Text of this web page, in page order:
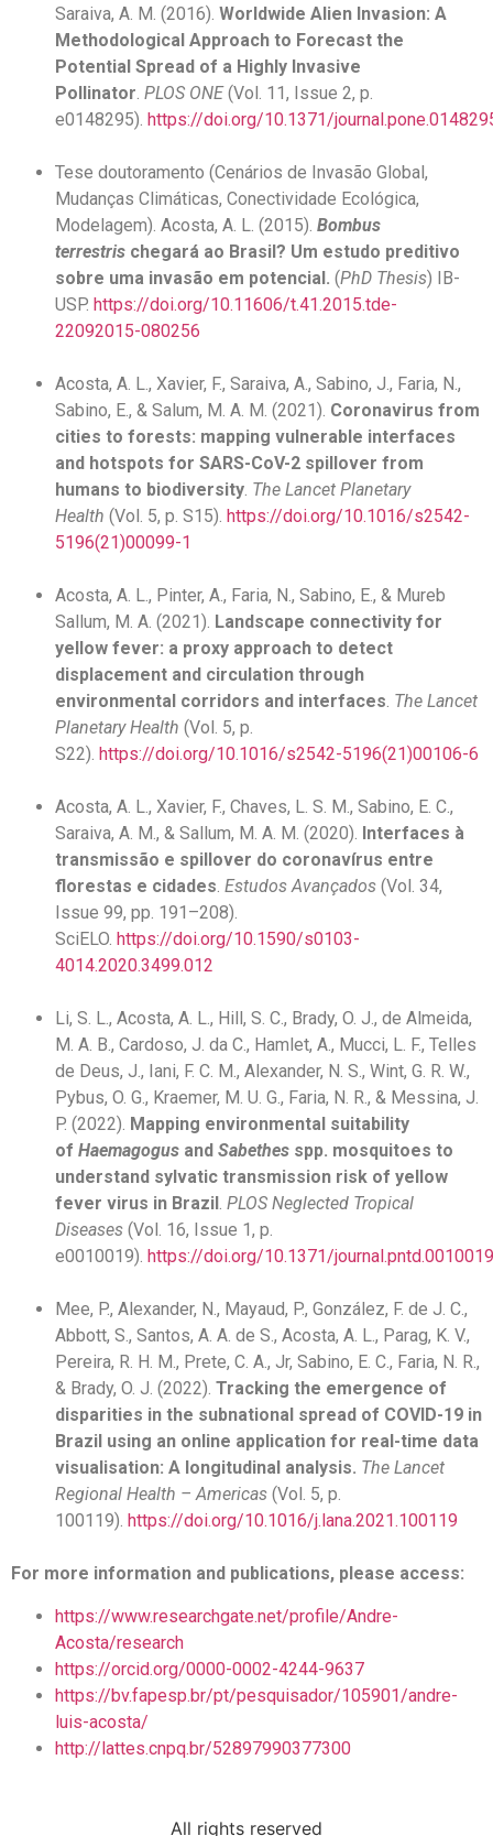
Saraiva, A. M. (2016). Worldwide Alien Invasion: A
Methodological Approach to Forecast the
Potential Spread of a Highly Invasive
Pollinator. PLOS ONE(Vol. 11, Issue 2, p.
e0148295). https://doi.org/10.1371/
Tese doutoramento (Cenários de Invasão Global,
Mudanças Climáticas, Conectividade Ecológica,
Modelagem). Acosta, A. L. (2015). Bombus
terrestris chegará ao Brasil? Um estudo preditivo
sobre uma invasão em potencial. (PhD Thesis) IB-
USP. https://doi.org/10.11606/t.41.2015.tde-
22092015-080256
Acosta, A. L., Xavier, F., Saraiva, A., Sabino, J., Faria, N.,
Sabino, E., & Salum, M. A. M. (2021). Coronavirus from
cities to forests: mapping vulnerable interfaces
and hotspots for SARS-CoV-2 spillover from
humans to biodiversity. The Lancet Planetary
Health (Vol. 5, p. S15). https://doi.org/10.1016/s2542-
5196(21)00099-1
Acosta, A. L., Pinter, A., Faria, N., Sabino, E., & Mureb
Sallum, M. A. (2021). Landscape connectivity for
yellow fever: a proxy approach to detect
displacement and circulation through
environmental corridors and interfaces. The Lancet
Planetary Health (Vol. 5, p.
S22). https://doi.org/10.1016/s2542-5196(21)00106-6
Acosta, A. L., Xavier, F., Chaves, L. S. M., Sabino, E. C.,
Saraiva, A. M., & Sallum, M. A. M. (2020). Interfaces à
transmissão e spillover do coronavírus entre
florestas e cidades. Estudos Avançados (Vol. 34,
Issue 99, pp. 191–208).
SciELO. https://doi.org/10.1590/s0103-
4014.2020.3499.012
Li, S. L., Acosta, A. L., Hill, S. C., Brady, O. J., de Almeida,
M. A. B., Cardoso, J. da C., Hamlet, A., Mucci, L. F., Telles
de Deus, J., Iani, F. C. M., Alexander, N. S., Wint, G. R. W.,
Pybus, O. G., Kraemer, M. U. G., Faria, N. R., & Messina, J.
P. (2022). Mapping environmental suitability
of Haemagogus and Sabethes spp. mosquitoes to
understand sylvatic transmission risk of yellow
fever virus in Brazil . PLOS Neglected Tropical
Diseases (Vol. 16, Issue 1, p.
e0010019). https://doi.org/10.1371/journal.pntd.0010019
Mee, P., Alexander, N., Mayaud, P., González, F. de J. C.,
Abbott, S., Santos, A. A. de S., Acosta, A. L., Parag, K. V.,
Pereira, R. H. M., Prete, C. A., Jr, Sabino, E. C., Faria, N. R.,
& Brady, O. J. (2022). Tracking the emergence of
disparities in the subnational spread of COVID-19 in
Brazil using an online application for real-time data
visualisation: A longitudinal analysis. The Lancet
Regional Health – Americas (Vol. 5, p.
100119). https://doi.org/10.1016/j.lana.2021.100119
For more information and publications, please access:
https://www.researchgate.net/profile/Andre-
Acosta/research
https://orcid.org/0000-0002-4244-9637
https://bv.fapesp.br/pt/pesquisador/105901/andre-
luis-acosta/
http://lattes.cnpq.br/52897990377300
All rights reserved